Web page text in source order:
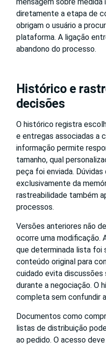
diretamente a etapa de
obrigam o usuário a
plataforma. A ligação
abandono do processo.
Histórico e
decisões
O histórico registra
e entregas associadas a
informação permite
tamanho, qual
peça foi enviada.
exclusivamente da
rastreabilidade também
processos.
Versões anteriores não
ocorre uma modificação.
que determinada lista foi
conteúdo original para
cuidado evita discussões
durante a negociação. O
completa sem confundir
Documentos como
listas de distribuição
ao pedido. O acesso